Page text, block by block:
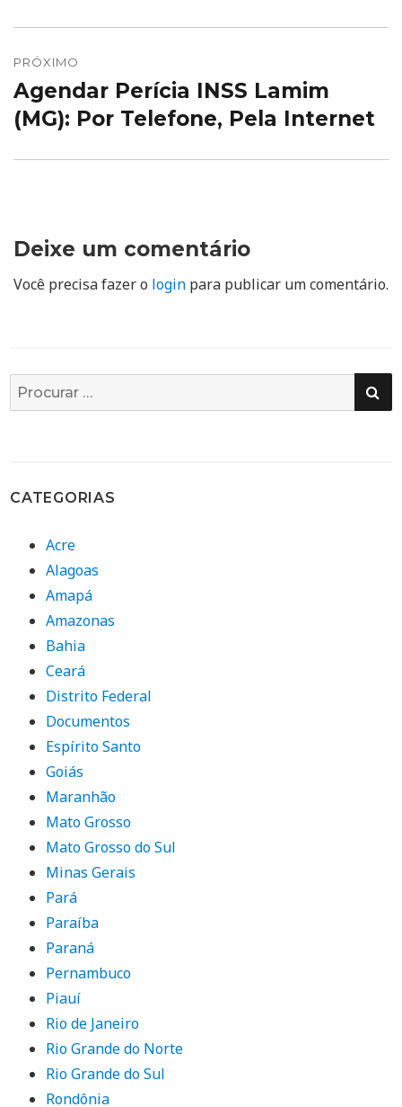
PRÓXIMO
Próximo
post:
Agendar Perícia INSS Lamim
(MG): Por Telefone, Pela Internet
Deixe um comentário
Você precisa fazer o login para publicar um comentário.
Busca
por:
CATEGORIAS
Acre
Alagoas
Amapá
Amazonas
Bahia
Ceará
Distrito Federal
Documentos
Espírito Santo
Goiás
Maranhão
Mato Grosso
Mato Grosso do Sul
Minas Gerais
Pará
Paraíba
Paraná
Pernambuco
Piauí
Rio de Janeiro
Rio Grande do Norte
Rio Grande do Sul
Rondônia